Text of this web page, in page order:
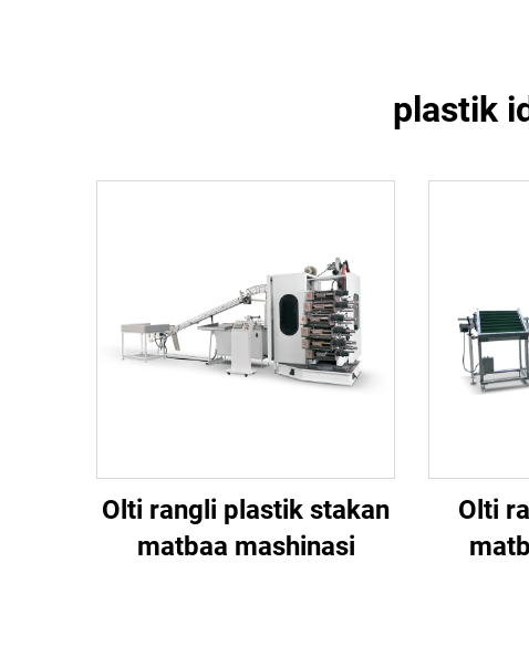
plastik
Olti rangli plastik stakan
matbaa mashinasi
Olti